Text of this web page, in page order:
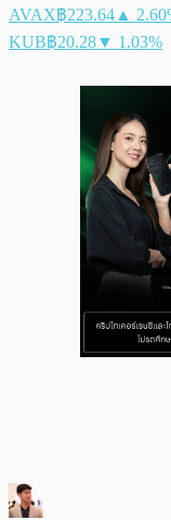
AVAX฿223.64 ▲
KUB฿20.28▼ 1.03%